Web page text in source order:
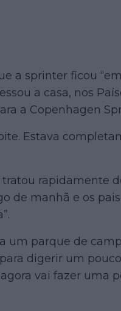
a sprinter ficou
a casa, nos
a Copenhagen
Estava
tratou rapidamente
de manhã e os
um parque de
digerir um
vai fazer uma